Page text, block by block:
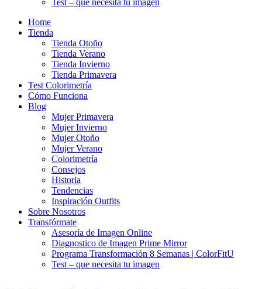
Test – que necesita tu imagen
Home
Tienda
Tienda Otoño
Tienda Verano
Tienda Invierno
Tienda Primavera
Test Colorimetría
Cómo Funciona
Blog
Mujer Primavera
Mujer Invierno
Mujer Otoño
Mujer Verano
Colorimetría
Consejos
Historia
Tendencias
Inspiración Outfits
Sobre Nosotros
Transfórmate
Asesoría de Imagen Online
Diagnostico de Imagen Prime Mirror
Programa Transformación 8 Semanas | ColorFitU
Test – que necesita tu imagen